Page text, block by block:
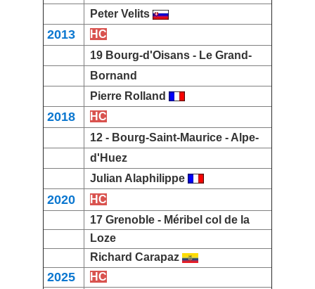
Peter Velits
2013
HC
19 Bourg-d'Oisans - Le Grand-
Bornand
Pierre Rolland
2018
HC
12 - Bourg-Saint-Maurice - Alpe-
d'Huez
Julian Alaphilippe
2020
HC
17 Grenoble - Méribel col de la
Loze
Richard Carapaz
2025
HC